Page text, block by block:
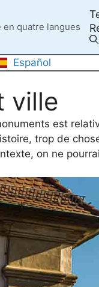
en quatre langues
Español
ville
est
trop de
on ne